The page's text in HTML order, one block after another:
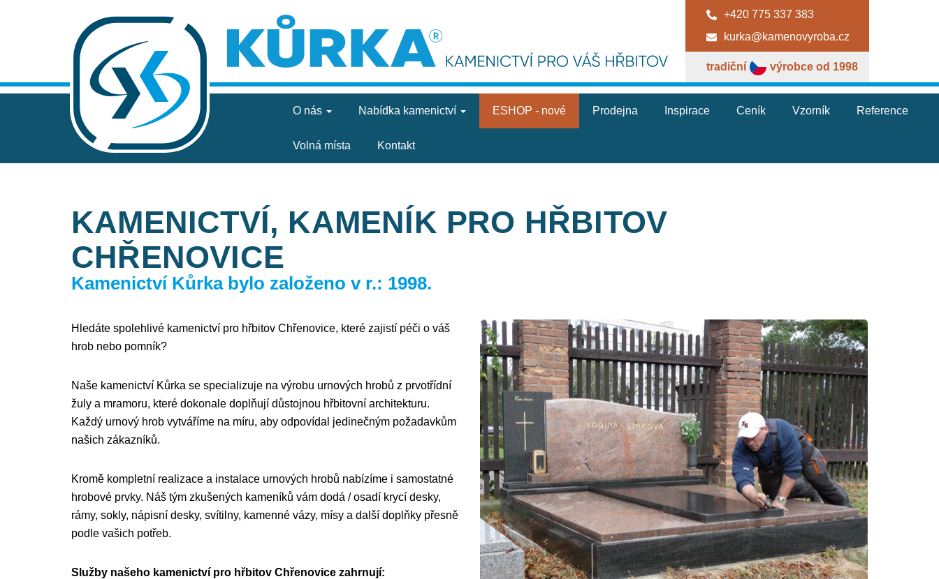
+420 775 337 383
kurka@kamenovyroba.cz
tradiční výrobce od 1998
O nás Nabídka kamenictví ESHOP - nové Prodejna Inspirace Ceník Vzorník Reference
Volná místa Kontakt
KAMENICTVÍ, KAMENÍK PRO HŘBITOV
CHŘENOVICE
Kamenictví Kůrka bylo založeno v r.: 1998.
Hledáte spolehlivé kamenictví pro hřbitov Chřenovice, které zajistí péči o váš
hrob nebo pomník?
Naše kamenictví Kůrka se specializuje na výrobu urnových hrobů z prvotřídní
žuly a mramoru, které dokonale doplňují důstojnou hřbitovní architekturu.
Každý urnový hrob vytváříme na míru, aby odpovídal jedinečným požadavkům
našich zákazníků.
Kromě kompletní realizace a instalace urnových hrobů nabízíme i samostatné
hrobové prvky. Náš tým zkušených kameníků vám dodá / osadí krycí desky,
rámy, sokly, nápisní desky, svítilny, kamenné vázy, mísy a další doplňky přesně
podle vašich potřeb.
Služby našeho kamenictví pro hřbitov Chřenovice zahrnují: